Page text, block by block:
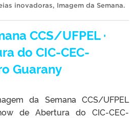
inovadoras, Imagem da Semana.
CCS/UFPEL ·
do CIC-CEC-
Guarany
da Semana CCS/UFPEL
de Abertura do CIC-CEC-